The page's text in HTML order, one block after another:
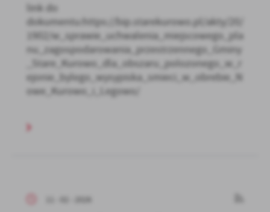
link do
dokumentu:https://bip.starekurowo.pl/akty/20/
1902/w_sprawie_uchwalenia_miejscowego_pla
nu_zagospodarowania_przestrzennego_Gminy
_Stare_Kurowo_dla_obszaru_polozonego_w_r
ejonie_bylego_wysypiska_smieci_w_obrebie_N
owe_Kurowo_i_Legowo/
11 - 02 - 2026